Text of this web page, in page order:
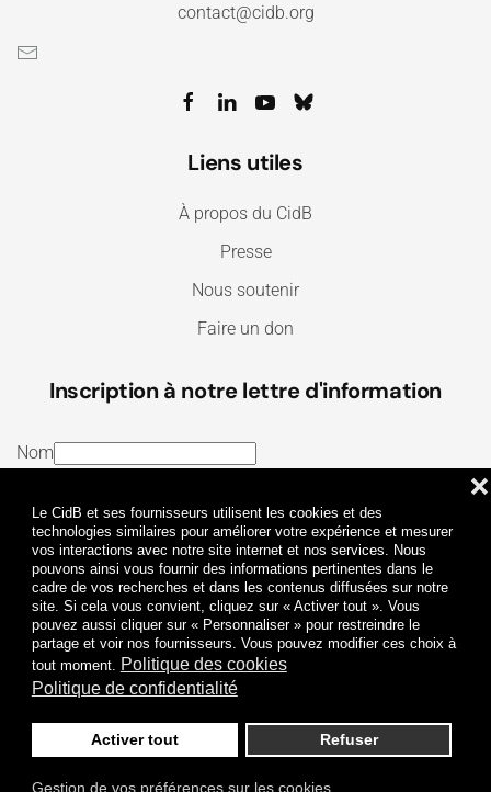
Le CidB et ses fournisseurs utilisent les cookies et des
technologies similaires pour améliorer votre expérience et mesurer
vos interactions avec notre site internet et nos services. Nous
pouvons ainsi vous fournir des informations pertinentes dans le
cadre de vos recherches et dans les contenus diffusées sur notre
site. Si cela vous convient, cliquez sur « Activer tout ». Vous
pouvez aussi cliquer sur « Personnaliser » pour restreindre le
partage et voir nos fournisseurs. Vous pouvez modifier ces choix à
tout moment. Politique des cookies
Politique de confidentialité
Activer tout Refuser
❌
Gestion de vos préférences sur les cookies
contact@cidb.org
Liens utiles
À propos du CidB
Presse
Nous soutenir
Faire un don
Inscription à notre lettre d'information
Nom
J’ai lu et j’accepte lesTermes et conditionset la
Politique de confidentialité
Je m'abonne